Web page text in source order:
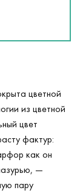
цветной
из цветной
цвет
фактур:
как он
—
пару